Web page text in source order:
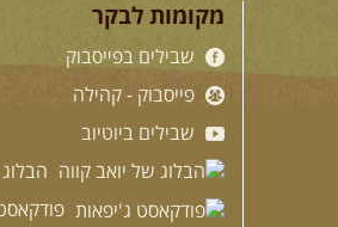
מקומות לבקר
שבילים בפייסבוק
פייסבוק - קהילה
שבילים ביוטיוב